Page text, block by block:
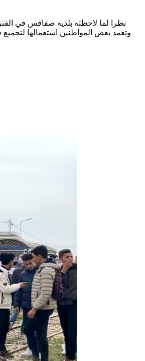
نظرا لما لاحظته بلدية صفاقس في
وتعمد بعض المواطنين استعمالها